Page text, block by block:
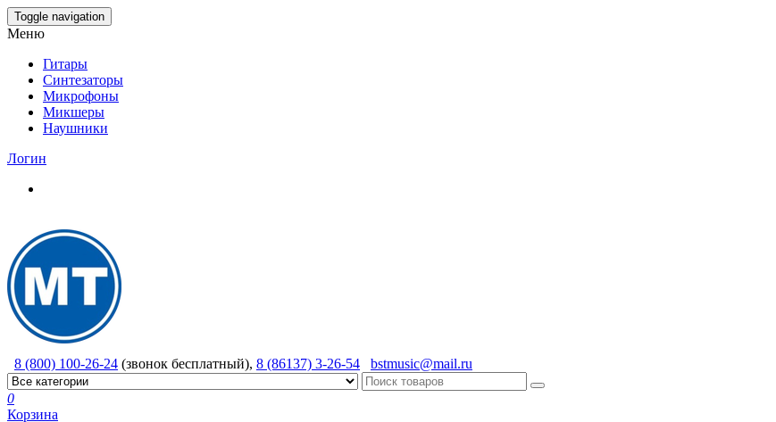
Skip
to
content
Toggle navigation
Меню
Гитары
Синтезаторы
Микрофоны
Микшеры
Наушники
Логин
8 (800) 100-26-24 (звонок бесплатный), 8 (86137) 3-26-54 bstmusic@mail.ru
0
Корзина